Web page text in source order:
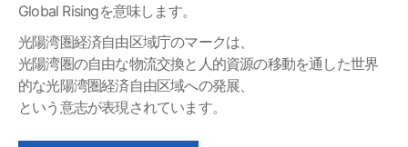
Global Risingを意味します。
光陽湾圏経済自由区域庁のマークは、
光陽湾圏の自由な物流交換と人的資源の移動を通した世界
的な光陽湾圏経済自由区域への発展、
という意志が表現されています。